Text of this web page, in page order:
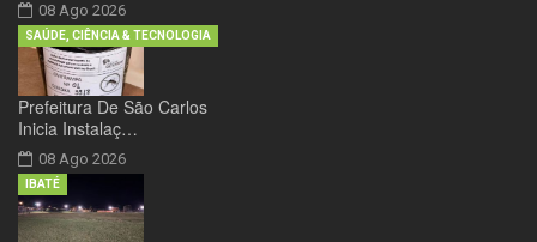
08 Ago 2026
Prefeitura De São Carlos
Inicia Instalaç…
08 Ago 2026
SAÚDE, CIÊNCIA & TECNOLOGIA
IBATÉ